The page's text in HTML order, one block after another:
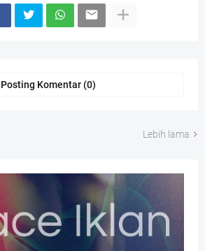
Posting Komentar (0)
Lebih lama